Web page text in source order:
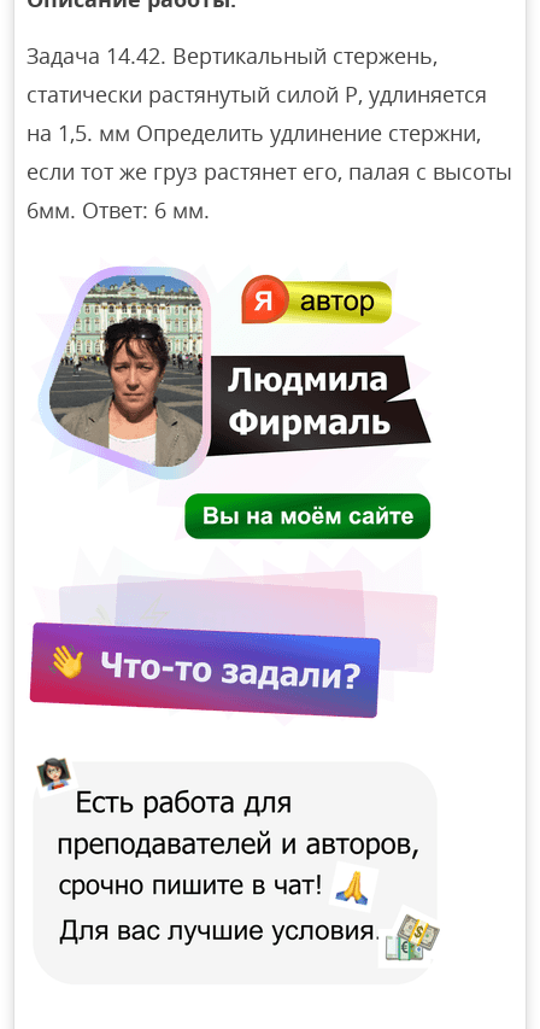
Задача 14.42. Вертикальный стержень,
статически растянутый силой Р, удлиняется
на 1,5. мм Определить удлинение стержни,
если тот же груз растянет его, палая с высоты
6мм. Ответ: 6 мм.